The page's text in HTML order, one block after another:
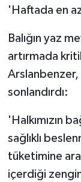
'Haftada en
Balığın yaz
artırmada
Arslanbenzer,
sonlandırdı:
'Halkımızın
sağlıklı
tüketimine
içerdiği